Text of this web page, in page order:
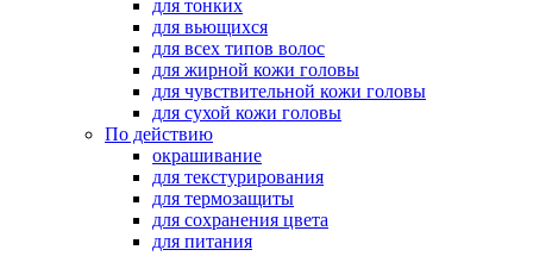
для тонких
для вьющихся
для всех типов волос
для жирной кожи головы
для чувствительной кожи головы
для сухой кожи головы
По действию
окрашивание
для текстурирования
для термозащиты
для сохранения цвета
для питания